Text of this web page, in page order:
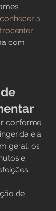
conhecer a
com
conforme
e a
geral, os
e
de